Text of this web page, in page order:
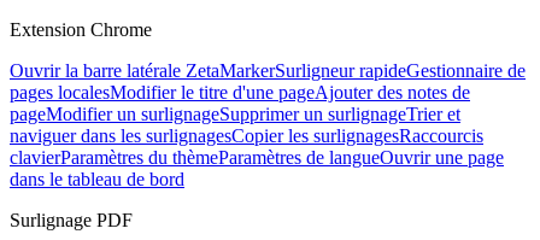
Extension Chrome
Ouvrir la barre latérale ZetaMarkerSurligneur rapideGestionnaire de
pages localesModifier le titre d'une pageAjouter des notes de
pageModifier un surlignageSupprimer un surlignageTrier et
naviguer dans les surlignagesCopier les surlignagesRaccourcis
clavierParamètres du thèmeParamètres de langueOuvrir une page
dans le tableau de bord
Surlignage PDF